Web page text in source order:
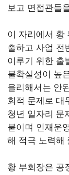
보고 면접관들
이 자리에서 황
출하고 사업 전
이루기 위한 출
불확실성이 높
을리해서는 안
회적 문제로 대
청년 일자리 문
붙이며 인재운
해 적극 노력해
황 부회장은 공